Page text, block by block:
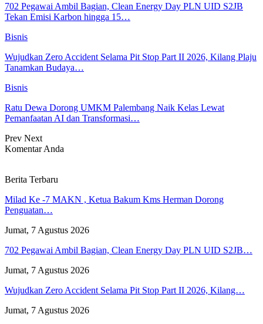
702 Pegawai Ambil Bagian, Clean Energy Day PLN UID S2JB
Tekan Emisi Karbon hingga 15…
Bisnis
Wujudkan Zero Accident Selama Pit Stop Part II 2026, Kilang Plaju
Tanamkan Budaya…
Bisnis
Ratu Dewa Dorong UMKM Palembang Naik Kelas Lewat
Pemanfaatan AI dan Transformasi…
Prev Next
Komentar Anda
Berita Terbaru
Milad Ke -7 MAKN , Ketua Bakum Kms Herman Dorong
Penguatan…
Jumat, 7 Agustus 2026
702 Pegawai Ambil Bagian, Clean Energy Day PLN UID S2JB…
Jumat, 7 Agustus 2026
Wujudkan Zero Accident Selama Pit Stop Part II 2026, Kilang…
Jumat, 7 Agustus 2026